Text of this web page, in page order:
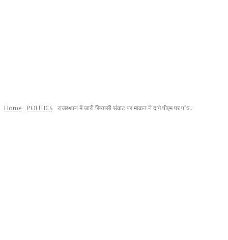
Home POLITICS राजस्थान में जारी सियासी संकट पर माकन ने दागे पीएम पर पांच...